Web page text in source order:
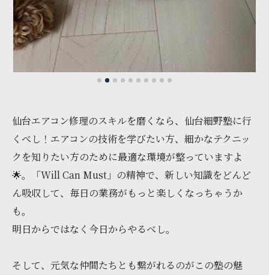
仙台エアコン修理のスキルを磨くなら、仙台細野塾に行
くべし！エアコンの技術を学びたい方、細かなテクニッ
クを知りたい方のために最適な環境が整っていますよ
🌟。「Will Can Must」の精神で、新しい知識をどんど
ん吸収して、毎日の業務がもっと楽しくなっちゃうか
も。
明日からではなく今日からやるべし。
そして、元気な仲間たちとも繋がれるのがこの塾の魅